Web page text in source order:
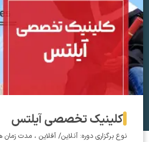
کلینیک تخصصی آیلتس